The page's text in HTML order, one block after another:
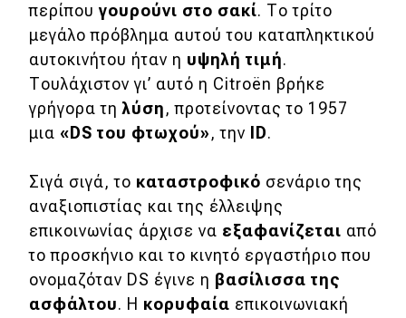
περίπου γουρούνι στο σακί. Το τρίτο
μεγάλο πρόβλημα αυτού του καταπληκτικού
αυτοκινήτου ήταν η υψηλή τιμή.
Τουλάχιστον γι’ αυτό η Citroën βρήκε
γρήγορα τη λύση, προτείνοντας το 1957
μια «DS του φτωχού», την ID.
Σιγά σιγά, το καταστροφικό σενάριο της
αναξιοπιστίας και της έλλειψης
επικοινωνίας άρχισε να εξαφανίζεται από
το προσκήνιο και το κινητό εργαστήριο που
ονομαζόταν DS έγινε η βασίλισσα της
ασφάλτου. Η κορυφαία επικοινωνιακή